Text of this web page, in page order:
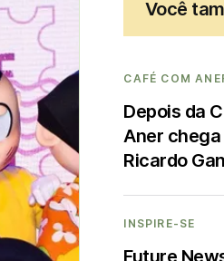
Você
CAFÉ COM
Depois da
Aner
Ricardo
INSPIRE-SE
Future